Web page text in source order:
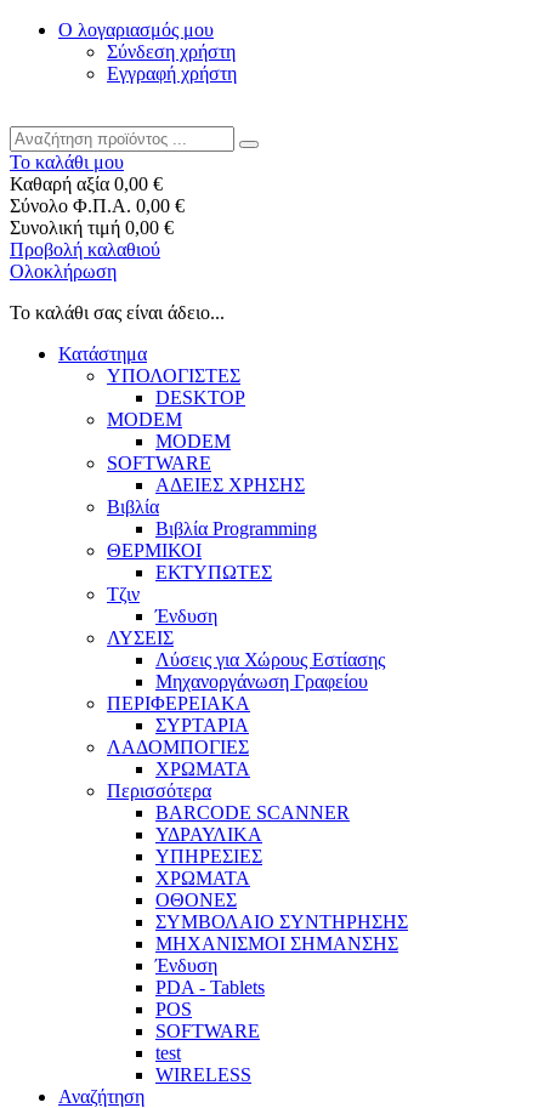
Ο λογαριασμός μου
Σύνδεση χρήστη
Εγγραφή χρήστη
Το καλάθι μου
Καθαρή αξία 0,00 €
Σύνολο Φ.Π.Α. 0,00 €
Συνολική τιμή 0,00 €
Προβολή καλαθιού
Ολοκλήρωση
Το καλάθι σας είναι άδειο...
Κατάστημα
ΥΠΟΛΟΓΙΣΤΕΣ
DESKTOP
MODEM
MODEM
SOFTWARE
ΑΔΕΙΕΣ ΧΡΗΣΗΣ
Βιβλία
Βιβλία Programming
ΘΕΡΜΙΚΟΙ
ΕΚΤΥΠΩΤΕΣ
Τζιν
Ένδυση
ΛΥΣΕΙΣ
Λύσεις για Χώρους Εστίασης
Μηχανοργάνωση Γραφείου
ΠΕΡΙΦΕΡΕΙΑΚΑ
ΣΥΡΤΑΡΙΑ
ΛΑΔΟΜΠΟΓΙΕΣ
ΧΡΩΜΑΤΑ
Περισσότερα
BARCODE SCANNER
ΥΔΡΑΥΛΙΚΑ
ΥΠΗΡΕΣΙΕΣ
ΧΡΩΜΑΤΑ
ΟΘΟΝΕΣ
ΣΥΜΒΟΛΑΙΟ ΣΥΝΤΗΡΗΣΗΣ
ΜΗΧΑΝΙΣΜΟΙ ΣΗΜΑΝΣΗΣ
Ένδυση
PDA - Tablets
POS
SOFTWARE
test
WIRELESS
Αναζήτηση